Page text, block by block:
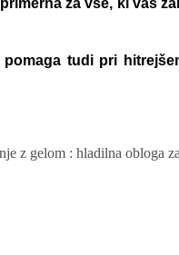
pomaga tudi pri